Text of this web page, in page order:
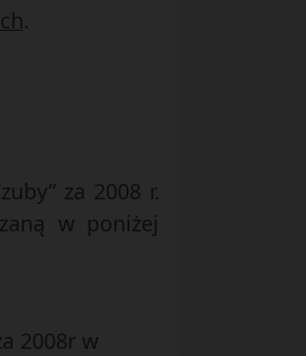
.
za 2008 r.
w poniżej
2008r w